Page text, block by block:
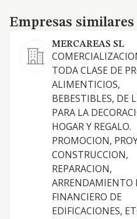
Empresas similares
Empresas similares
MERCAREAS SL
TODA CLASE DE
ALIMENTICIOS,
BEBESTIBLES, DE
PARA LA
HOGAR Y REGALO.
PROMOCION,
CONSTRUCCION,
REPARACION,
ARRENDAMIENTO
FINANCIERO DE
EDIFICACIONES,